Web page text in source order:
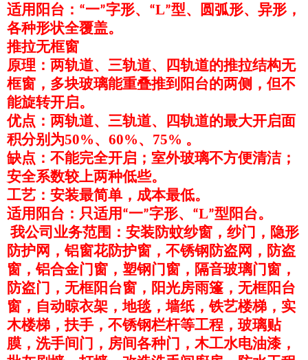
适用阳台： “一”字形、 “L”型、圆弧形、异形，
各种形状全覆盖。
推拉无框窗
原理：两轨道、三轨道、四轨道的推拉结构无
框窗，多块玻璃能重叠推到阳台的两侧，但不
能旋转开启。
优点：两轨道、三轨道、四轨道的最大开启面
积分别为50%、60%、75% 。
缺点：不能完全开启；室外玻璃不方便清洁；
安全系数较上两种低些。
工艺：安装最简单，成本最低。
适用阳台：只适用“一”字形、 “L”型阳台。
我公司业务范围：安装防蚊纱窗，纱门，隐形
防护网，铝窗花防护窗，不锈钢防盗网，防盗
窗，铝合金门窗，塑钢门窗，隔音玻璃门窗，
防盗门，无框阳台窗，阳光房雨篷，无框阳台
窗，自动晾衣架，地毯，墙纸，铁艺楼梯，实
木楼梯，扶手，不锈钢栏杆等工程，玻璃贴
膜，洗手间门，房间各种门，木工水电油漆，